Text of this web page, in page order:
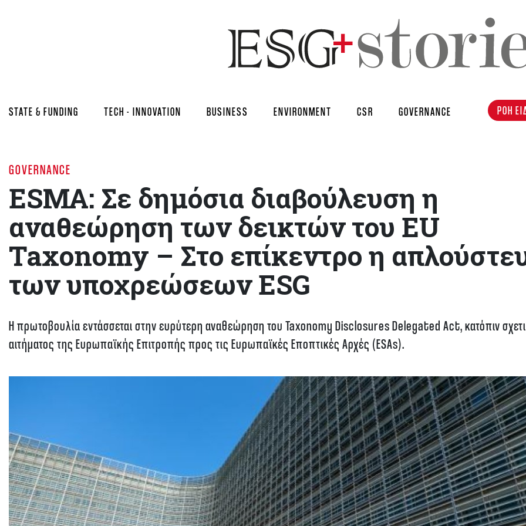
STATE & FUNDING TECH - INNOVATION BUSINESS ENVIRONMENT CSR GOVERNANCE ΡΟΗ
GOVERNANCE
ESMA: Σε δημόσια διαβούλευση η
αναθεώρηση των δεικτών του EU
Taxonomy – Στο επίκεντρο η
των υποχρεώσεων ESG
Η πρωτοβουλία εντάσσεται στην ευρύτερη αναθεώρηση του Taxonomy Disclosures Delegated Act, κατόπιν
αιτήματος της Ευρωπαϊκής Επιτροπής προς τις Ευρωπαϊκές Εποπτικές Αρχές (ESAs).